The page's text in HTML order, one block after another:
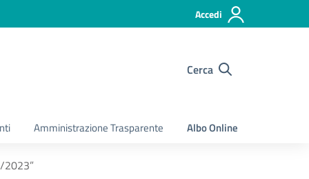
Accedi
Cerca
Amministrazione Trasparente Albo Online
2023”